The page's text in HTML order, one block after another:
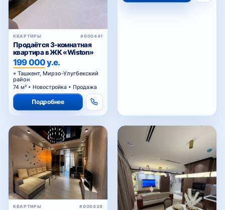
КВАРТИРЫ #000441
Продаётся 3-комнатная
квартира в ЖК «Wiston»
199 000 у.е.
Ташкент, Мирзо-Улугбекский
район
74 м² • Новостройка • Продажа
Подробнее
КВАРТИРЫ #000438